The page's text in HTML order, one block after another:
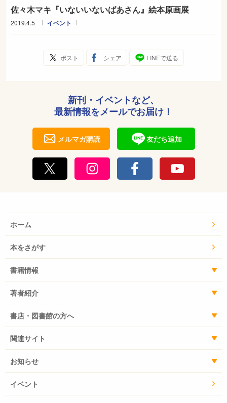
佐々木マキ『いないいないばあさん』絵本原画展
2019.4.5 イベント
ポスト シェア LINEで送る
新刊・イベントなど、
最新情報をメールでお届け！
メルマガ購読 友だち追加
ホーム
本をさがす
書籍情報
著者紹介
書店・図書館の方へ
関連サイト
お知らせ
イベント